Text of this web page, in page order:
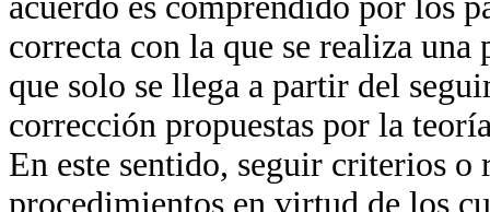
correcta con la que se realiza
que solo se llega a partir del
corrección propuestas por la
En este sentido, seguir criterios
procedimientos en virtud de los